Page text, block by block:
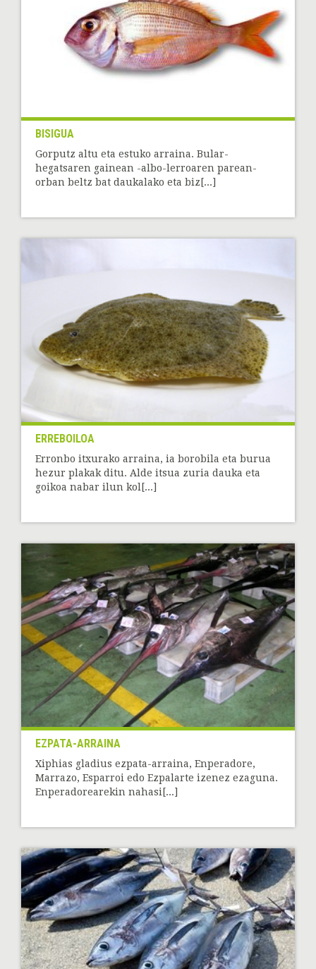
BISIGUA
Gorputz altu eta estuko arraina. Bular-
hegatsaren gainean -albo-lerroaren parean-
orban beltz bat daukalako eta biz[...]
ERREBOILOA
Erronbo itxurako arraina, ia borobila eta burua
hezur plakak ditu. Alde itsua zuria dauka eta
goikoa nabar ilun kol[...]
EZPATA-ARRAINA
Xiphias gladius ezpata-arraina, Enperadore,
Marrazo, Esparroi edo Ezpalarte izenez ezaguna.
Enperadorearekin nahasi[...]